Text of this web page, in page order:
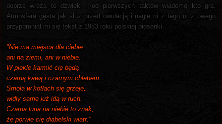
dobrze wróżą te dźwięki i od pierwszych taktów wiadomo kto gra.
Atmosfera gęsta jak śluz przed owulacją i nagle ni z tego ni z owego
przypomniał mi się tekst z 1983 roku polskiej piosenki
"Nie ma miejsca dla ciebie
ani na ziemi, ani w niebie.
W piekle karmić cię będą
czarną kawą i czarnym chlebem.
Smoła w kotłach się grzeje,
widły same już idą w ruch.
Czarna łuna na niebie to znak,
że porwie cię diabelski wiatr."